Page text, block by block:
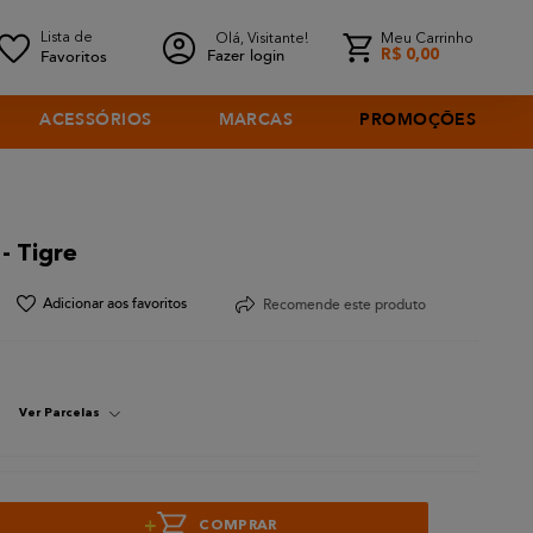
Olá, Visitante!
Fazer login
Meu Carrinho
R$ 0,00
ACESSÓRIOS MARCAS PROMOÇÕES
Tigre
Recomende este produto
Ver Parcelas
+ COMPRAR